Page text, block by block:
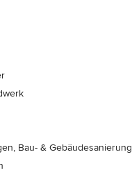
Bau- & Gebäudesanierung